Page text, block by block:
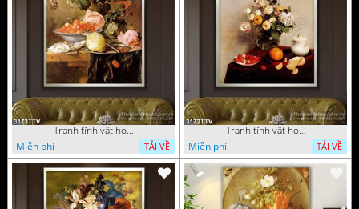
Tranh tĩnh vật hoa quả sơn dầu độc đáo đẹp
Miễn phí
TẢI VỀ
Tranh tĩnh vật hoa quả sơn dầu trang trí phòng ngủ
Miễn phí
TẢI VỀ